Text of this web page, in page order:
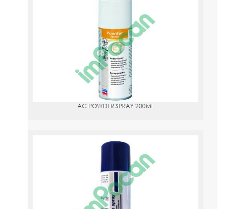
AC POWDER SPRAY 200ML